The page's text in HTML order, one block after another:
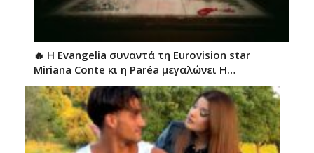
🔥 H Evangelia συναντά τη Eurovision star
Miriana Conte κι η Paréa μεγαλώνει Η…